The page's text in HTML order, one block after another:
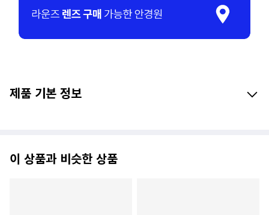
제품 기본 정보
이 상품과 비슷한 상품